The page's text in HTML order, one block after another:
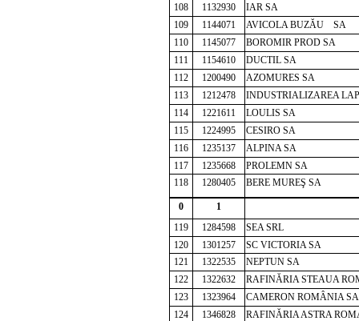
108
1132930
IAR SA
109
1144071
AVICOLA BUZĂU SA
110
1145077
BOROMIR PROD SA
111
1154610
DUCTIL SA
112
1200490
AZOMURES SA
113
1212478
INDUSTRIALIZAREA
114
1221611
LOULIS SA
115
1224995
CESIRO SA
116
1235137
ALPINA SA
117
1235668
PROLEMN SA
118
1280405 BERE MUREŞ SA
0
1
119
1284598
SEA SRL
120
1301257
SC VICTORIA SA
121
1322535
NEPTUN SA
122
1322632
RAFINĂRIA STEAUA
123
1323964
CAMERON ROMÂNIA SA
124
1346828
RAFINĂRIA ASTRA